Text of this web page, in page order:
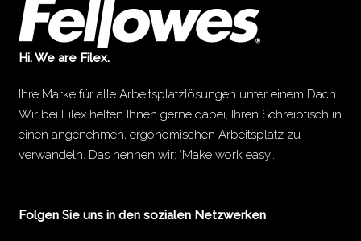
Hi. We are Filex.
Ihre Marke für alle Arbeitsplatzlösungen unter einem Dach.
Wir bei Filex helfen Ihnen gerne dabei, Ihren Schreibtisch in
einen angenehmen, ergonomischen Arbeitsplatz zu
verwandeln. Das nennen wir: ‘Make work easy’.
Folgen Sie uns in den sozialen Netzwerken